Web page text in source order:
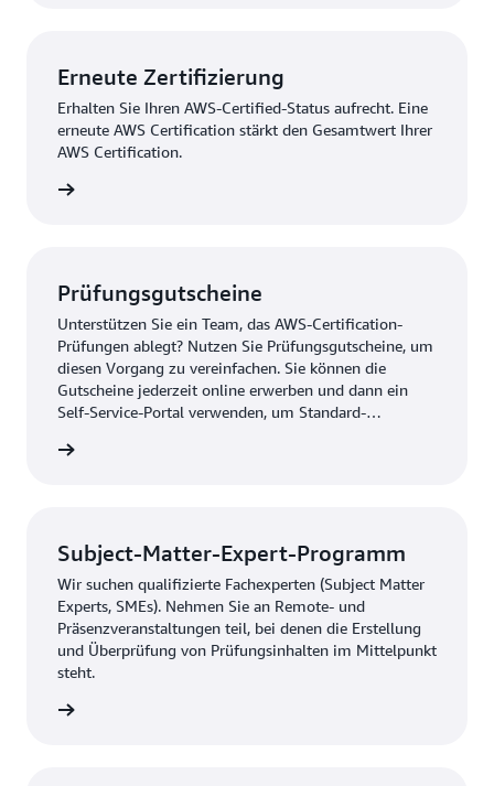
Erneute Zertifizierung
Erhalten Sie Ihren AWS-Certified-Status aufrecht. Eine
erneute AWS Certification stärkt den Gesamtwert Ihrer
AWS Certification.
Prüfungsgutscheine
Unterstützen Sie ein Team, das AWS-Certification-
Prüfungen ablegt? Nutzen Sie Prüfungsgutscheine, um
diesen Vorgang zu vereinfachen. Sie können die
Gutscheine jederzeit online erwerben und dann ein
Self-Service-Portal verwenden, um Standard-
nachzuverfolgen und zu verwalten.
Subject-Matter-Expert-Programm
Wir suchen qualifizierte Fachexperten (Subject Matter
Experts, SMEs). Nehmen Sie an Remote- und
Präsenzveranstaltungen teil, bei denen die Erstellung
und Überprüfung von Prüfungsinhalten im Mittelpunkt
steht.